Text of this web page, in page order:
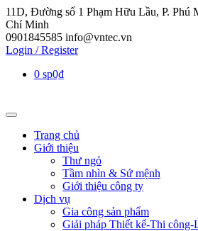
11D, Đường số 1 Phạm Hữu Lầu, P. Phú
Chí Minh
0901845585 info@vntec.vn
Login / Register
0 sp0₫
Trang chủ
Giới thiệu
Thư ngỏ
Tầm nhìn & Sứ mệnh
Giới thiệu công ty
Dịch vụ
Gia công sản phẩm
Giải pháp Thiết kế-Thi công-